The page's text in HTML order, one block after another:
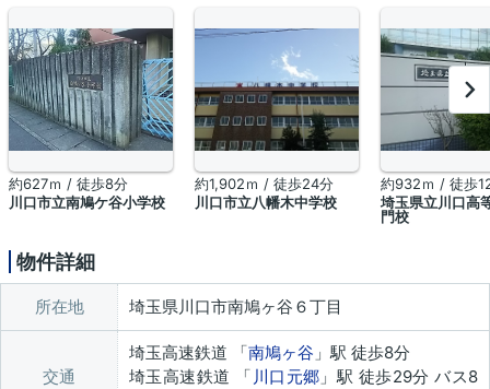
約627ｍ / 徒歩8分
川口市立南鳩ケ谷小学校
約1,902ｍ / 徒歩24分
川口市立八幡木中学校
約932ｍ / 徒歩
埼玉県立川口高
門校
物件詳細
所在地 埼玉県川口市南鳩ヶ谷６丁目
交通
埼玉高速鉄道 「南鳩ヶ谷 」駅 徒歩8分
埼玉高速鉄道 「 川口元郷 」駅 徒歩29分 バス8